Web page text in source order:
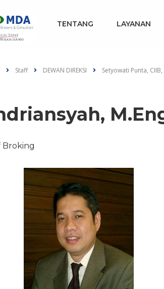
TENTANG LAYANAN
Staff DEWAN DIREKSI Setyowati Punta, CIIB,
Broking